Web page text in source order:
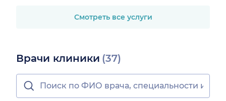
Смотреть все услуги
Врачи клиники (37)